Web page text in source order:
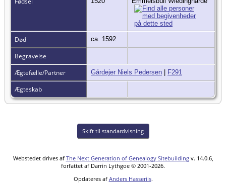
Død ca. 1592
Begravelse
Ægtefælle/Partner
Gårdejer Niels Pedersen F291
Ægteskab
Skift til standardvisning
Webstedet drives af The Next Generation of Genealogy Sitebuildingv. 14.0.6,
forfattet af Darrin Lythgoe © 2001-2026.
Opdateres af Anders Hasseriis.